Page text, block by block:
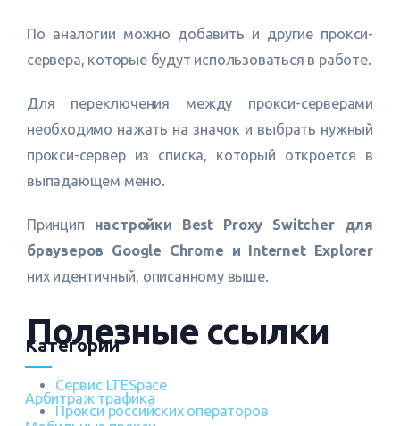
По аналогии можно добавить и другие прокси-
сервера, которые будут использоваться в работе.
Для переключения между прокси-серверами
необходимо нажать на значок и выбрать нужный
прокси-сервер из списка, который откроется в
выпадающем меню.
Принцип настройки Best Proxy Switcher для
браузеров Google Chrome и Internet Explorer
них идентичный, описанному выше.
Полезные ссылки
Сервис LTESpace
Прокси российских операторов
Категории
Арбитраж трафика